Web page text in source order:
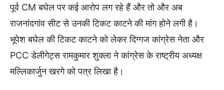
पूर्व CM बघेल पर कई आरोप लग रहे हैं और तो और अब
राजनांदगांव सीट से उनकी टिकट काटने की मांग होने लगी है।
भूपेश बघेल की टिकट काटने को लेकर दिग्गज कांग्रेस नेता और
PCC डेलीगेट्स रामकुमार शुक्ला ने कांग्रेस के राष्ट्रीय अध्यक्ष
मल्लिकार्जुन खरगे को पत्र लिखा है।